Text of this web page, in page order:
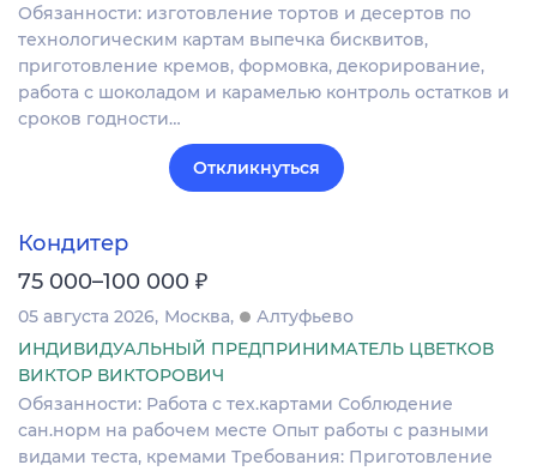
Обязанности: изготовление тортов и десертов по
технологическим картам выпечка бисквитов,
приготовление кремов, формовка, декорирование,
работа с шоколадом и карамелью контроль остатков и
сроков годности…
Откликнуться
Кондитер
75 000–100 000 ₽
05 августа 2026 Москва
Алтуфьево
ИНДИВИДУАЛЬНЫЙ ПРЕДПРИНИМАТЕЛЬ ЦВЕТКОВ
ВИКТОР ВИКТОРОВИЧ
Обязанности: Работа с тех.картами Соблюдение
сан.норм на рабочем месте Опыт работы с разными
видами теста, кремами Требования: Приготовление